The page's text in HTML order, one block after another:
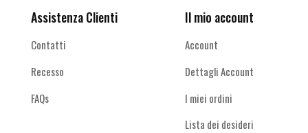
Assistenza Clienti
Contatti
Recesso
FAQs
Il mio account
Account
Dettagli Account
I miei ordini
Lista dei desideri